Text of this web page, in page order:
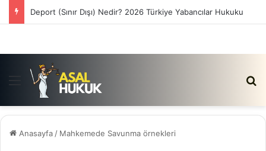
Deport (Sınır Dışı) Nedir? 2026 Türkiye Yabancılar Hukuku
Menü
Anasayfa / Mahkemede Savunma örnekleri